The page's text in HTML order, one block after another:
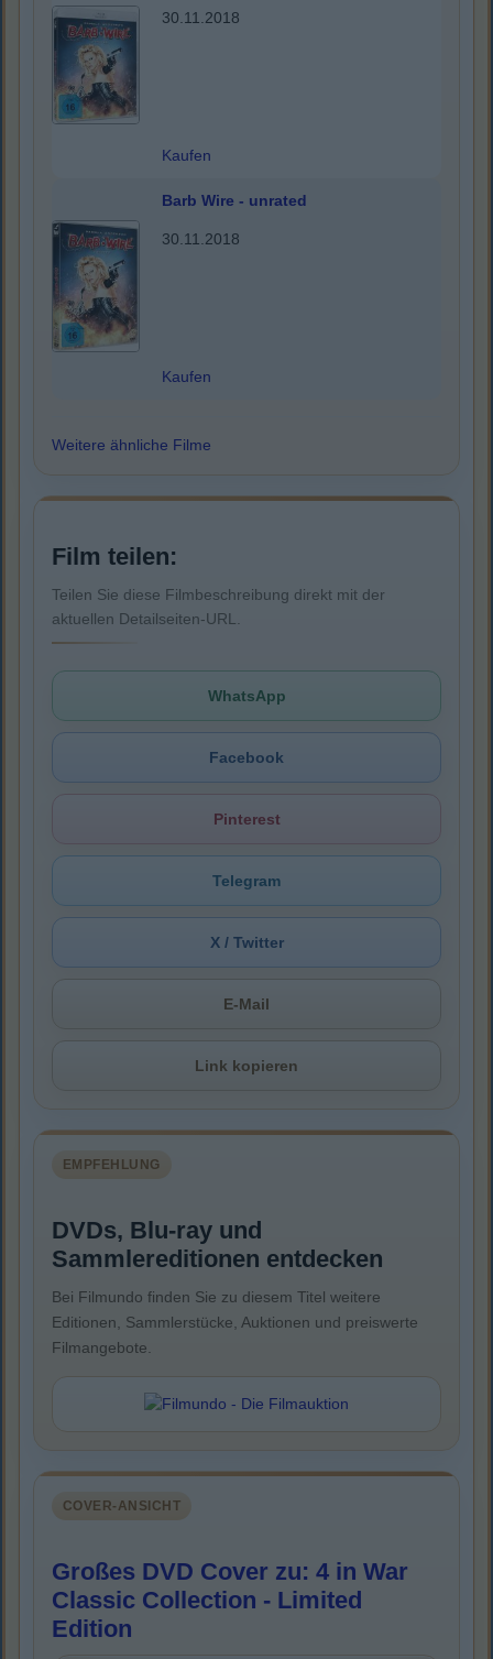
30.11.2018
Kaufen
Barb Wire - unrated
30.11.2018
Kaufen
Weitere ähnliche Filme
Film teilen:
Teilen Sie diese Filmbeschreibung direkt mit der
aktuellen Detailseiten-URL.
WhatsApp
Facebook
Pinterest
Telegram
X / Twitter
E-Mail
Link kopieren
EMPFEHLUNG
DVDs, Blu-ray und
Sammlereditionen entdecken
Bei Filmundo finden Sie zu diesem Titel weitere
Editionen, Sammlerstücke, Auktionen und preiswerte
Filmangebote.
COVER-ANSICHT
Großes DVD Cover zu: 4 in War
Classic Collection - Limited
Edition